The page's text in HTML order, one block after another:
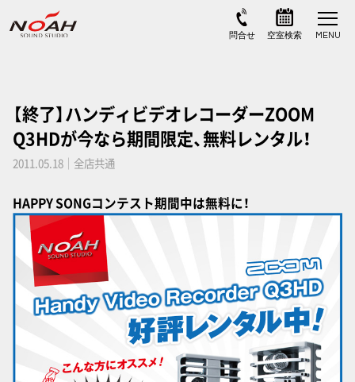
【終了】ハンディビデオレコーダーZOOM
Q3HDが今なら期間限定、無料レンタル！
2011.05.18｜全店共通
HAPPY SONGコンテスト期間中は無料に！